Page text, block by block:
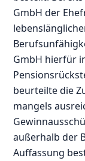
GmbH der
GmbH hierfür
beurteilte die
mangels
außerhalb der
Auffassung